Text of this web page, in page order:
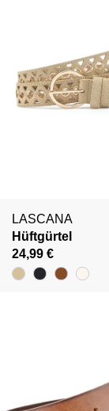
LASCANA
Hüftgürtel
24,99 €